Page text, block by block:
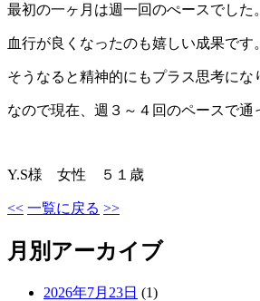
最初の一ヶ月は週一回のぺースでし
血行が良くなったのも嬉しい成果で
そうなると精神的にもプラス思考に
なので現在、週３～４回のペースで通
Y.S様 女性 ５１歳
<< 一覧に戻る >>
月別アーカイブ
2026年7月23日 (1)